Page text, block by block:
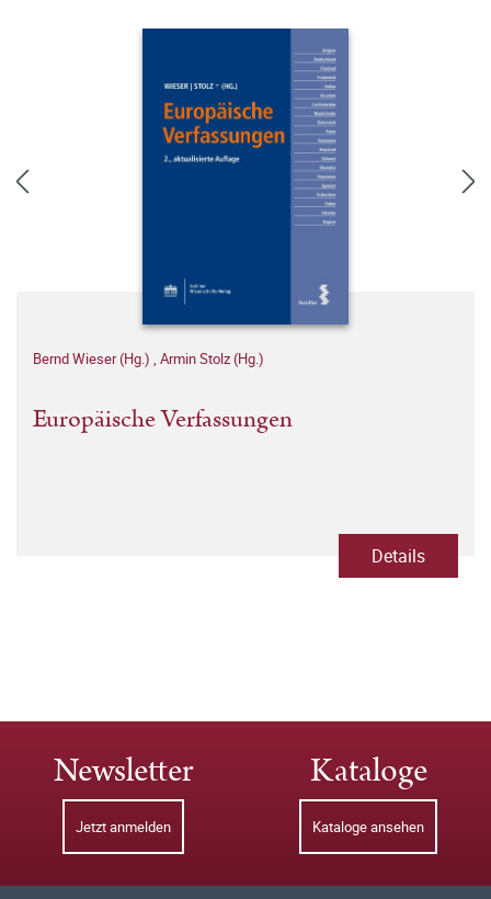
Bernd Wieser (Hg.) , Armin Stolz (Hg.)
Europäische Verfassungen
Details
Newsletter
Jetzt anmelden
Kataloge
Kataloge ansehen